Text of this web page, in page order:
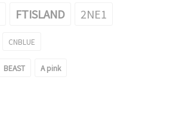
FTISLAND
2NE1
CNBLUE
BEAST A pink